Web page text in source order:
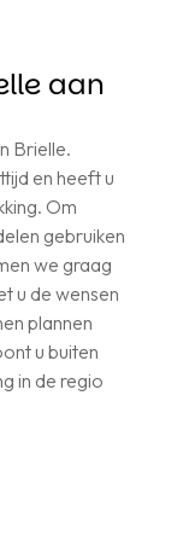
aan
Brielle.
en heeft u
Om
gebruiken
we graag
u de wensen
plannen
u buiten
in de regio